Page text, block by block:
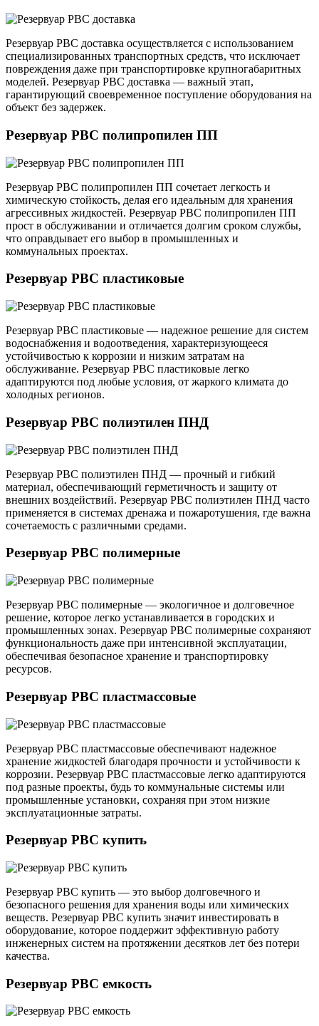
Резервуар РВС доставка осуществляется с использованием
специализированных транспортных средств, что исключает
повреждения даже при транспортировке крупногабаритных
моделей. Резервуар РВС доставка — важный этап,
гарантирующий своевременное поступление оборудования на
объект без задержек.
Резервуар РВС полипропилен ПП
Резервуар РВС полипропилен ПП сочетает легкость и
химическую стойкость, делая его идеальным для хранения
агрессивных жидкостей. Резервуар РВС полипропилен ПП
прост в обслуживании и отличается долгим сроком службы,
что оправдывает его выбор в промышленных и
коммунальных проектах.
Резервуар РВС пластиковые
Резервуар РВС пластиковые — надежное решение для систем
водоснабжения и водоотведения, характеризующееся
устойчивостью к коррозии и низким затратам на
обслуживание. Резервуар РВС пластиковые легко
адаптируются под любые условия, от жаркого климата до
холодных регионов.
Резервуар РВС полиэтилен ПНД
Резервуар РВС полиэтилен ПНД — прочный и гибкий
материал, обеспечивающий герметичность и защиту от
внешних воздействий. Резервуар РВС полиэтилен ПНД часто
применяется в системах дренажа и пожаротушения, где важна
сочетаемость с различными средами.
Резервуар РВС полимерные
Резервуар РВС полимерные — экологичное и долговечное
решение, которое легко устанавливается в городских и
промышленных зонах. Резервуар РВС полимерные сохраняют
функциональность даже при интенсивной эксплуатации,
обеспечивая безопасное хранение и транспортировку
ресурсов.
Резервуар РВС пластмассовые
Резервуар РВС пластмассовые обеспечивают надежное
хранение жидкостей благодаря прочности и устойчивости к
коррозии. Резервуар РВС пластмассовые легко адаптируются
под разные проекты, будь то коммунальные системы или
промышленные установки, сохраняя при этом низкие
эксплуатационные затраты.
Резервуар РВС купить
Резервуар РВС купить — это выбор долговечного и
безопасного решения для хранения воды или химических
веществ. Резервуар РВС купить значит инвестировать в
оборудование, которое поддержит эффективную работу
инженерных систем на протяжении десятков лет без потери
качества.
Резервуар РВС емкость